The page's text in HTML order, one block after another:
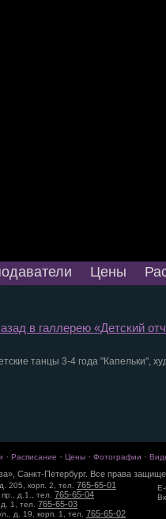
Цены
в галлерею «Детский
танцы 3-4 года "Капельки",
· Расписание · Цены · Фотографии ·
Санкт-Петербург. Все права
205, корп. 2, тел. 765-65-01
д.1., тел. 765-65-04
1, тел. 765-65-03
д. 19, корп. 1, тел. 765-65-02